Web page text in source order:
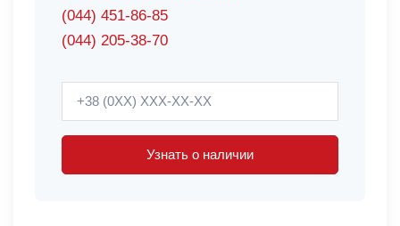
(044) 451-86-85
(044) 205-38-70
Узнать о наличии